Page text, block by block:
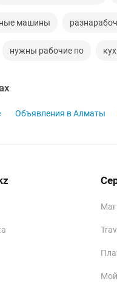
машины
нужны рабочие по
Объявления в Алматы